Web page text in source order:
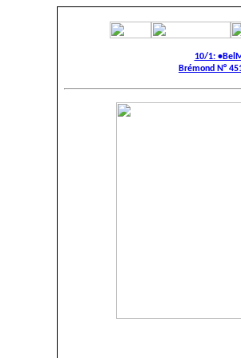
10/1:
Brémond N°